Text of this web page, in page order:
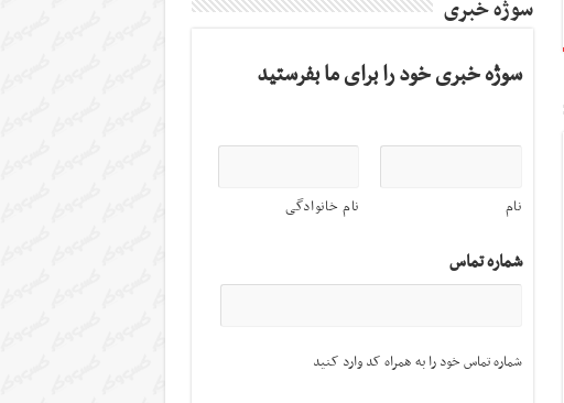
سوژه خبری
سوژه خبری خود را برای ما بفرستید
نام نام خانوادگی
شماره تماس
شماره تماس خود را به همراه کد وارد کنید